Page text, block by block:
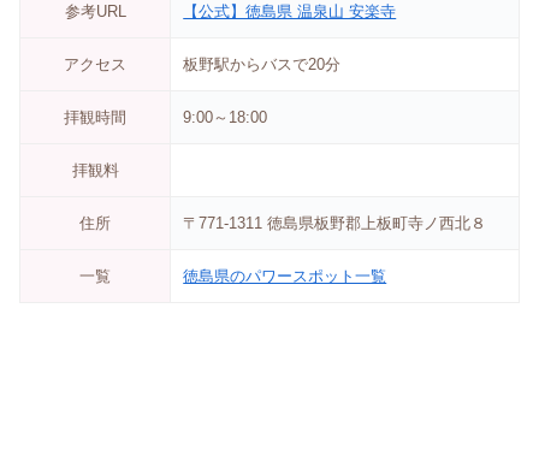
参考URL 【公式】徳島県 温泉山 安楽寺
アクセス 板野駅からバスで20分
拝観時間 9:00～18:00
拝観料
住所 〒771-1311 徳島県板野郡上板町寺ノ西北８
一覧 徳島県のパワースポット一覧